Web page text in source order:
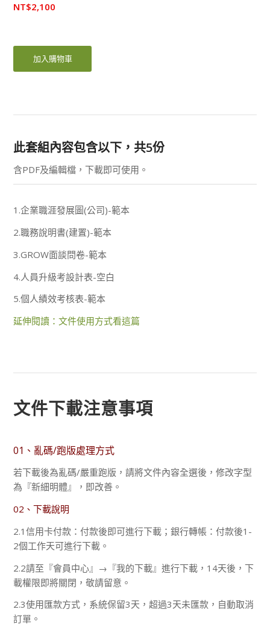
NT$2,100
加入購物車
此套組內容包含以下，共5份
含PDF及編輯檔，下載即可使用。
1.企業職涯發展圖(公司)-範本
2.職務說明書(建置)-範本
3.GROW面談問卷-範本
4.人員升級考設計表-空白
5.個人績效考核表-範本
延伸閱讀：文件使用方式看這篇
文件下載注意事項
01、亂碼/跑版處理方式
若下載後為亂碼/嚴重跑版，請將文件內容全選後，修改字型
為『新細明體』，即改善。
02、下載說明
2.1信用卡付款：付款後即可進行下載；銀行轉帳：付款後1-
2個工作天可進行下載。
2.2請至『會員中心』→『我的下載』進行下載，14天後，下
載權限即將關閉，敬請留意。
2.3使用匯款方式，系統保留3天，超過3天未匯款，自動取消
訂單。